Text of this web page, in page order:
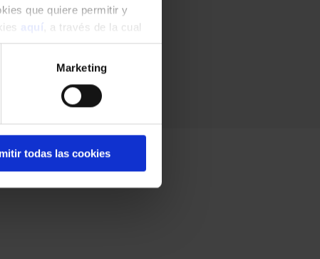
que quiere permitir y
aquí
, a través de la cual
Marketing
todas las cookies